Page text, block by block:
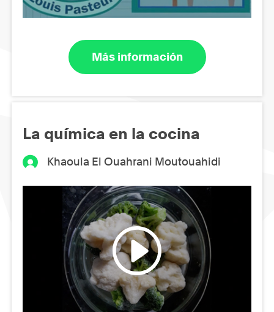
Más información
La química en la cocina
Khaoula El Ouahrani Moutouahidi